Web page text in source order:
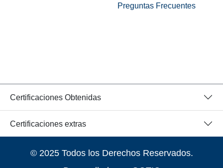
Preguntas Frecuentes
Certificaciones Obtenidas
Certificaciones extras
© 2025 Todos los Derechos Reservados.